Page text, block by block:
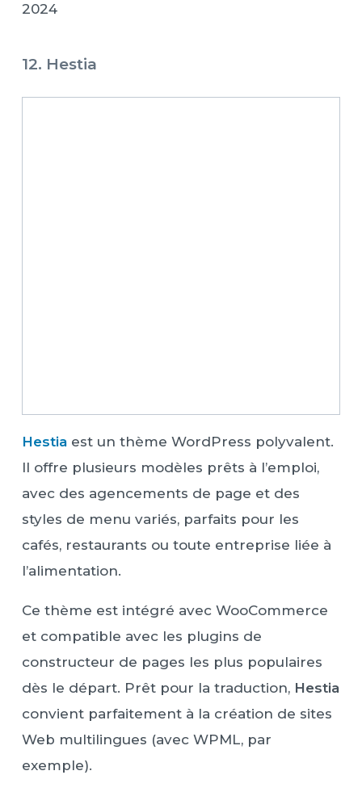
2024
12. Hestia
Hestiaest un thème WordPress polyvalent.
Il offre plusieurs modèles prêts à l’emploi,
avec des agencements de page et des
styles de menu variés, parfaits pour les
cafés, restaurants ou toute entreprise liée à
l’alimentation.
Ce thème est intégré avec WooCommerce
et compatible avec les plugins de
constructeur de pages les plus populaires
dès le départ. Prêt pour la traduction, Hestia
convient parfaitement à la création de sites
Web multilingues (avec WPML, par
exemple).